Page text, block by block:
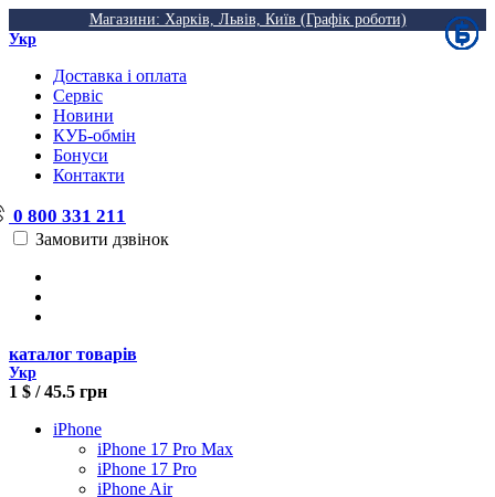
Магазини: Харків, Львів, Київ (Графік роботи)
Укр
Доставка і оплата
Сервіс
Новини
КУБ-обмін
Бонуси
Контакти
0 800 331 211
Замовити дзвінок
каталог товарів
Укр
1 $ / 45.5 грн
iPhone
iPhone 17 Pro Max
iPhone 17 Pro
iPhone Air